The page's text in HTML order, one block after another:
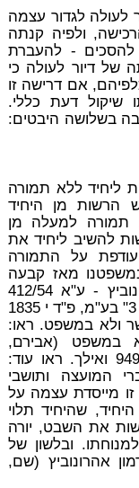
לעולה לגדור עצמה
הרכישה, ולפיה קנתה
להסכים - להעברת
של דיור לעולה כי
אם דרישה זו
שיקול דעת כללי.
בשלושה היבטים:
ליחיד ללא תמורה
הרשות מן היחיד
תמורה למעלה מן
להשיב ליחיד את
על התמורה
מאז קבעה
השופט ש' ז' חשין בפרשת ארמון אהרונוביץ - ע"א 412/54
עירית ת"א-יפו נ' חברת "ארמון אהרונוביץ 3" בע"מ, פ"ד י 1835
ולא במשפט. ראו:
במשפט (אבירם,
תשנ"ח1998-, מהדורה שניה), כרך ב', 949 ואילך. ראו עוד:
חברי המועצה ותושבי
כז (1) 160, 168. הלכה זו מייסדת עצמה על
שהיחיד תלוי
את השבט, יורה
ובלשון של
אהרונוביץ (שם,